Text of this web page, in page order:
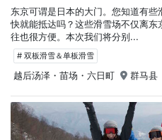
东京可谓是日本的大门。您知道有
快就能抵达吗？这些滑雪场不仅离
往也很方便。本次我们将分别...
# 双板滑雪＆单板滑雪
越后汤泽・苗场・六日町 群马县